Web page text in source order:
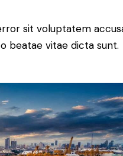
sit voluptatem
beatae vitae dicta sunt.